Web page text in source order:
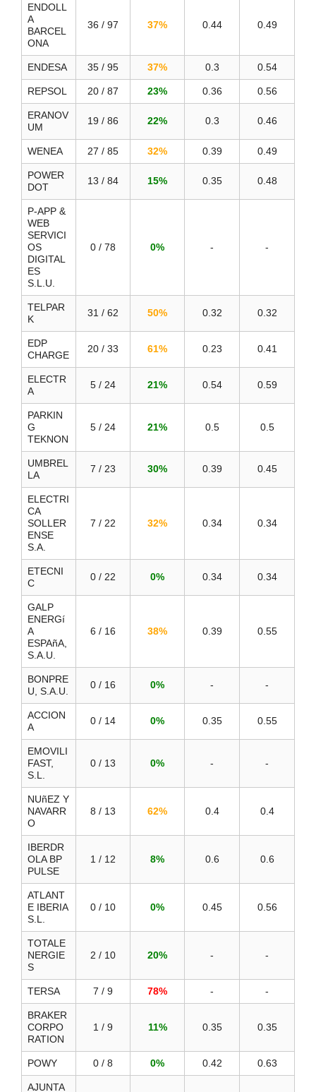
ENDOLL
A
BARCEL
ONA
36 / 97 37% 0.44 0.49
ENDESA 35 / 95 37% 0.3 0.54
REPSOL 20 / 87 23% 0.36 0.56
ERANOV
UM
19 / 86 22% 0.3 0.46
WENEA 27 / 85 32% 0.39 0.49
POWER
DOT
13 / 84 15% 0.35 0.48
P‑APP &
WEB
SERVICI
OS
DIGITAL
ES
S.L.U.
0 / 78 0% - -
TELPAR
K
31 / 62 50% 0.32 0.32
EDP
CHARGE
20 / 33 61% 0.23 0.41
ELECTR
A
5 / 24 21% 0.54 0.59
PARKIN
G
TEKNON
5 / 24 21% 0.5 0.5
UMBREL
LA
7 / 23 30% 0.39 0.45
ELECTRI
CA
SOLLER
ENSE
S.A.
7 / 22 32% 0.34 0.34
ETECNI
C
0 / 22 0% 0.34 0.34
GALP
ENERGí
A
ESPAñA,
S.A.U.
6 / 16 38% 0.39 0.55
BONPRE
U, S.A.U.
0 / 16 0% - -
ACCION
A
0 / 14 0% 0.35 0.55
EMOVILI
FAST,
S.L.
0 / 13 0% - -
NUñEZ Y
NAVARR
O
8 / 13 62% 0.4 0.4
IBERDR
OLA BP
PULSE
1 / 12 8% 0.6 0.6
ATLANT
E IBERIA
S.L.
0 / 10 0% 0.45 0.56
TOTALE
NERGIE
S
2 / 10 20% - -
TERSA 7 / 9 78% - -
BRAKER
CORPO
RATION
1 / 9 11% 0.35 0.35
POWY 0 / 8 0% 0.42 0.63
AJUNTA